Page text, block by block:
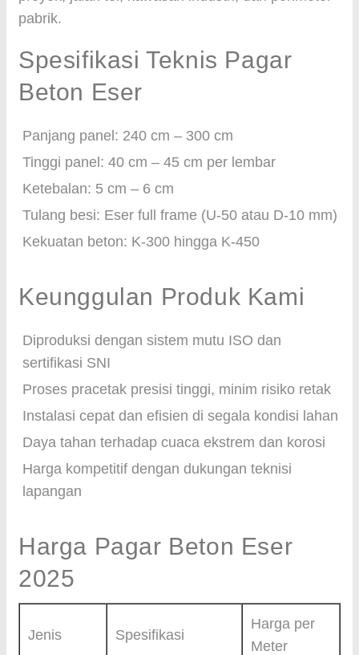
pabrik.
Spesifikasi Teknis Pagar
Beton Eser
Panjang panel: 240 cm – 300 cm
Tinggi panel: 40 cm – 45 cm per lembar
Ketebalan: 5 cm – 6 cm
Tulang besi: Eser full frame (U-50 atau D-10 mm)
Kekuatan beton: K-300 hingga K-450
Keunggulan Produk Kami
Diproduksi dengan sistem mutu ISO dan
sertifikasi SNI
Proses pracetak presisi tinggi, minim risiko retak
Instalasi cepat dan efisien di segala kondisi lahan
Daya tahan terhadap cuaca ekstrem dan korosi
Harga kompetitif dengan dukungan teknisi
lapangan
Harga Pagar Beton Eser
2025
Jenis Spesifikasi
Harga per
Meter